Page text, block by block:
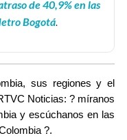
de 40,9% en las
Bogotá.
sus regiones y el
Noticias: ? míranos
y escúchanos en las
?.